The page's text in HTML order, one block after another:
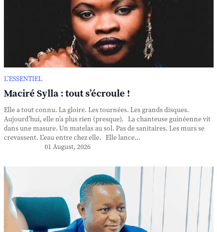
L’ESSENTIEL
Maciré Sylla : tout s’écroule !
Elle a tout connu. La gloire. Les tournées. Les grands disques.
Aujourd’hui, elle n’a plus rien (presque). La chanteuse guinéenne vit
dans une masure. Un matelas au sol. Pas de sanitaires. Les murs se
crevassent. L'eau entre chez elle. Elle lance...
01 August, 2026